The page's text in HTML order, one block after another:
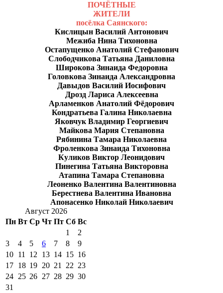
ПОЧЁТНЫЕ
ЖИТЕЛИ
посёлка Саянского:
Кислицын Василий Антонович
Межиба Нина Тихоновна
Остапущенко Анатолий Стефанович
Слободчикова Татьяна Даниловна
Широкова Зинаида Федоровна
Головкова Зинаида Александровна
Давыдов Василий Иосифович
Дрозд Лариса Алексеевна
Арламенков Анатолий Фёдорович
Кондратьева Галина Николаевна
Яковчук Владимир Георгиевич
Майкова Мария Степановна
Рябинина Тамара Николаевна
Фроленкова Зинаида Тихоновна
Куликов Виктор Леонидович
Пинегина Татьяна Викторовна
Атапина Тамара Степановна
Леоненко Валентина Валентиновна
Берестнева Валентина Ивановна
Апонасенко Николай Николаевич
Август 2026
Пн Вт Ср Чт Пт Сб Вс
1
2
3
4 5 6 7 8
9
10 11 12 13 14 15 16
17 18 19 20 21 22 23
24 25 26 27 28 29 30
31